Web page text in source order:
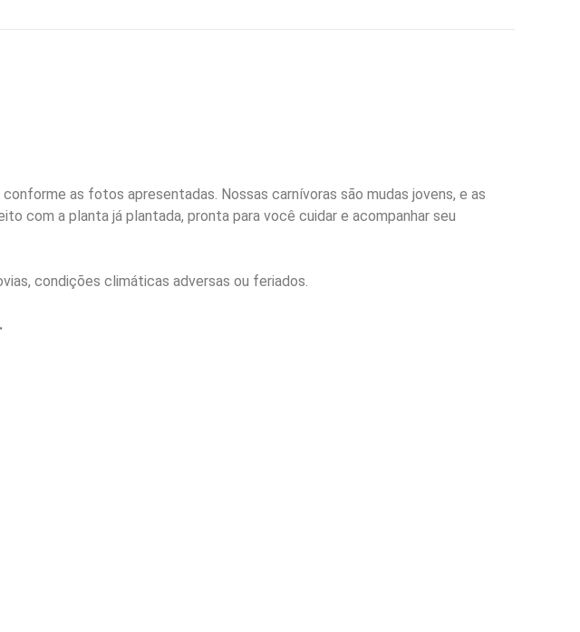
as fotos apresentadas. Nossas carnívoras são mudas jovens, e as
com a planta já plantada, pronta para você cuidar e acompanhar seu
condições climáticas adversas ou feriados.